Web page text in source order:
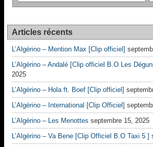
Articles récents
L’Algérino – Mention Max [Clip officiel]
L’Algérino – Andalé [Clip officiel B.O Les
2025
L’Algérino – Hola ft. Boef [Clip officiel]
L’Algérino – International [Clip Officiel]
L’Algérino – Les Menottes septembre 15, 2025
L’Algérino – Va Bene [Clip Officiel B.O Taxi 5 ]